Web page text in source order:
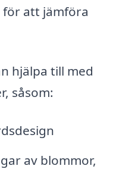
att jämföra
hjälpa till med
såsom:
av blommor,